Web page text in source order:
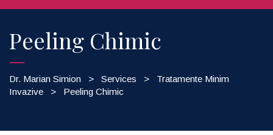
Peeling Chimic
Dr. Marian Simion > Services >
Tratamente Minim
Invazive
> Peeling Chimic